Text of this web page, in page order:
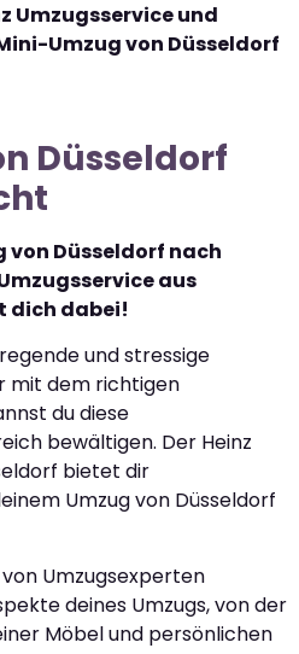
Umzugsservice und
Umzug von Düsseldorf
Düsseldorf
von Düsseldorf nach
aus
dich dabei!
und stressige
mit dem richtigen
du diese
bewältigen. Der Heinz
bietet dir
Umzug von Düsseldorf
Umzugsexperten
deines Umzugs, von der
Möbel und persönlichen